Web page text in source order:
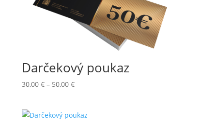
Darčekový poukaz
30,00 € – 50,00 €Price
through